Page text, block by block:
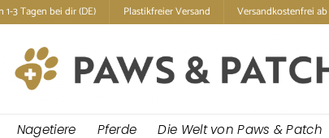
1-3 Tagen bei dir (DE) Plastikfreier Versand Versandkostenfrei
Nagetiere Pferde Die Welt von Paws & Patch